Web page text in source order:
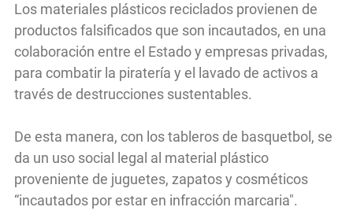
Los materiales plásticos reciclados provienen de
productos falsificados que son incautados, en una
colaboración entre el Estado y empresas privadas,
para combatir la piratería y el lavado de activos a
través de destrucciones sustentables.
De esta manera, con los tableros de basquetbol, se
da un uso social legal al material plástico
proveniente de juguetes, zapatos y cosméticos
“incautados por estar en infracción marcaria".